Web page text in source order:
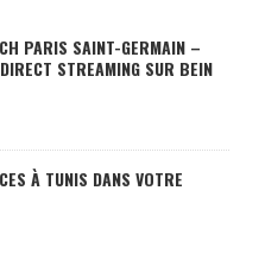
PARIS SAINT-GERMAIN –
STREAMING SUR BEIN
À TUNIS DANS VOTRE